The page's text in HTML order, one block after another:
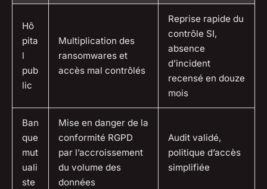
Hô
pita
l
pub
lic
Multiplication des
ransomwares et
accès mal contrôlés
Reprise rapide du
contrôle SI,
absence
d’incident
recensé en douze
mois
Ban
que
mut
uali
ste
Mise en danger de la
conformité RGPD
par l’accroissement
du volume des
données
Audit validé,
politique d’accès
simplifiée